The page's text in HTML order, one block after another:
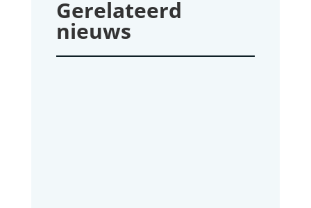
Gerelateerd
nieuws